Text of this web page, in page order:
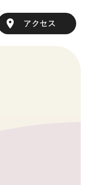
アクセス